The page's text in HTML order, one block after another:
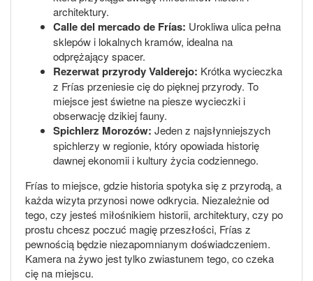
architektury.
Calle del mercado de Frías: Urokliwa ulica pełna
sklepów i lokalnych kramów, idealna na
odprężający spacer.
Rezerwat przyrody Valderejo: Krótka wycieczka
z Frías przeniesie cię do pięknej przyrody. To
miejsce jest świetne na piesze wycieczki i
obserwację dzikiej fauny.
Spichlerz Morozów: Jeden z najsłynniejszych
spichlerzy w regionie, który opowiada historię
dawnej ekonomii i kultury życia codziennego.
Frías to miejsce, gdzie historia spotyka się z przyrodą, a
każda wizyta przynosi nowe odkrycia. Niezależnie od
tego, czy jesteś miłośnikiem historii, architektury, czy po
prostu chcesz poczuć magię przeszłości, Frías z
pewnością będzie niezapomnianym doświadczeniem.
Kamera na żywo jest tylko zwiastunem tego, co czeka
cię na miejscu.